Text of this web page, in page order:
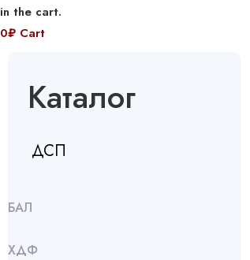
in the cart.
0₽ Cart
Каталог
ДСП
БАЛ
ХДФ